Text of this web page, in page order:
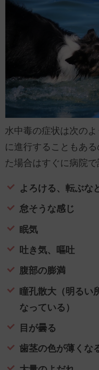
水中毒の症状は次の
に進行することもあ
た場合はすぐに病院で
よろける、転ぶな
怠そうな感じ
眠気
吐き気、嘔吐
腹部の膨満
瞳孔散大（明るい
なっている）
目が曇る
歯茎の色が薄くな